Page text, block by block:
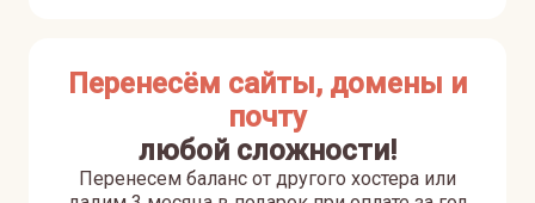
Перенесём сайты, домены и
почту
любой сложности!
Перенесем баланс от другого хостера или